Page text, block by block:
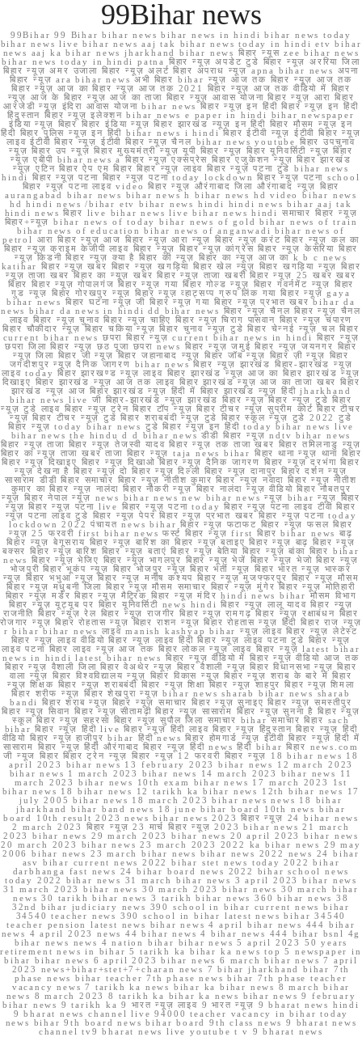
99Bihar news
99Bihar 99 Bihar bihar news bihar news in hindi bihar news today
bihar news live bihar news aaj tak bihar news today in hindi etv bihar
news aaj ka bihar news jharkhand bihar news बिहार न्यूस zee bihar news
bihar news today in hindi patna बिहार न्यूज़ अपडेट टुडे बिहार न्यूज़ अररिया जिला
बिहार न्यूज़ अमर उजाला बिहार न्यूज़ अलर्ट बिहार अपराध न्यूज़ apna bihar news अपना
बिहार न्यूज़ ara bihar news अभी बिहार bihar न्यूज़ आज तक बिहार न्यूज़ आज तक
बिहार न्यूज़ आज का बिहार न्यूज़ आज तक 2021 बिहार न्यूज़ आज तक वीडियो में बिहार
न्यूज़ आज के बिहार न्यूज़ आज का ताजा बिहार न्यूज़ आवास योजना बिहार न्यूज़ आरा बिहार
आरजेडी न्यूज़ इंदिरा आवास योजना bihar news बिहार न्यूज़ इन हिंदी बिहार न्यूज़ इन हिंदी
हिंदुस्तान बिहार न्यूज़ इलेक्शन bihar news e paper in hindi bihar newspaper
इंडिया न्यूज़ बिहार बिहार इंडिया न्यूज़ बिहार झारखंड न्यूज़ इन हिंदी बिहार मौसम न्यूज़ इन
हिंदी बिहार पुलिस न्यूज़ इन हिंदी bihar news i hindi बिहार ईटीवी न्यूज़ ईटीवी बिहार न्यूज़
लाइव ईटीवी बिहार न्यूज़ ईटीवी बिहार न्यूज़ चैनल bihar news youtube बिहार उपचुनाव
न्यूज़ बिहार उप न्यूज़ बिहार मुख्यमंत्री न्यूज़ यूपी बिहार न्यूज़ बिहार यूनिवर्सिटी न्यूज़ बिहार
न्यूज़ एबीपी bihar news a बिहार न्यूज़ एक्सप्रेस बिहार एजुकेशन न्यूज़ बिहार झारखंड
न्यूज़ एटिन बिहार ऐप एम बिहार बिहार न्यूज़ लाइव बिहार न्यूज़ पटना टुडे bihar news
hindi बिहार न्यूज़ पटना बिहार न्यूज़ पटना today lockdown बिहार न्यूज़ पटना school
बिहार न्यूज़ पटना लाइव video बिहार न्यूज़ औरंगाबाद जिला औरंगाबाद न्यूज़ बिहार
aurangabad bihar news bihar news h bihar news hd video bihar news
hd hindi news /bihar etv bihar news hindi hindi news bihar aaj tak
hindi news बिहार live bihar news live bihar news hindi समाचार बिहार न्यूज़
बिहार+न्यूज़ bihar news of today bihar news of gold bihar news of train
bihar news of education bihar news of anganwadi bihar news of
petrol आरा बिहार न्यूज़ आज बिहार न्यूज़ आरा न्यूज़ बिहार न्यूज़ करंट बिहार न्यूज़ कल का
बिहार न्यूज़ क्राइम केजीपी लाइव बिहार न्यूज़ बिहार न्यूज़ कांग्रेस बिहार न्यूज़ केसरिया बिहार
न्यूज़ किडनी बिहार न्यूज़ क्या है बिहार की न्यूज़ बिहार का न्यूज़ आज का k b c news
katihar बिहार न्यूज़ खबर बिहार न्यूज़ खगड़िया बिहार खेल न्यूज़ बिहार खगड़िया न्यूज़ बिहार
न्यूज़ ताजा खबर बिहार का न्यूज़ खबर बिहार न्यूज़ ताजा खबरी बिहार न्यूज़ 25 खबर खबर
बिहार बिहार न्यूज़ गोपालगंज बिहार न्यूज़ गया बिहार गोल्ड न्यूज़ बिहार गवर्नमेंट न्यूज़ बिहार
गुड न्यूज़ बिहार गोरखपुर न्यूज़ बिहार न्यूज़ व्हाट्सप्प ग्रुप लिंक गया बिहार न्यूज़ gaya
bihar news बिहार घटना न्यूज़ जी बिहार न्यूज़ गया बिहार न्यूज़ प्रभात खबर bihar da
news bihar da news in hindi dd bihar news बिहार न्यूज़ चैनल बिहार न्यूज़ चैनल
लाइव बिहार न्यूज़ चुनाव बिहार न्यूज़ चाहिए बिहार न्यूज़ चिराग पासवान बिहार न्यूज़ चंपारण
बिहार चौकीदार न्यूज़ बिहार चकिया न्यूज़ बिहार चुनाव न्यूज़ टुडे बिहार चेन्नई न्यूज़ चल बिहार
current bihar news छपरा बिहार न्यूज़ current bihar news in hindi बिहार न्यूज़
छपरा जिला बिहार न्यूज़ छठ पूजा छपरा news बिहार न्यूज़ जमुई बिहार न्यूज़ जयनगर बिहार
न्यूज़ जिला बिहार जी न्यूज़ बिहार जहानाबाद न्यूज़ बिहार जॉब न्यूज़ बिहार ज़ी न्यूज़ बिहार
जगदीशपुर न्यूज़ दैनिक जागरण bihar news बिहार न्यूज़ झारखंड बिहार-झारखंड न्यूज़
लाइव today बिहार झारखण्ड न्यूज़ लाइव बिहार झारखंड न्यूज़ आज का बिहार झारखंड न्यूज़
दिखाइए बिहार झारखंड न्यूज़ आज तक लाइव बिहार झारखंड न्यूज़ आज का ताजा खबर बिहार
झारखंड न्यूज़ आज बिहार झारखंड न्यूज़ हिंदी में बिहार झारखंड न्यूज़ हिंदी jharkhand
bihar news live जी बिहार-झारखंड न्यूज़ झारखंड बिहार न्यूज़ बिहार न्यूज़ टुडे बिहार
न्यूज़ टुडे लाइव बिहार न्यूज़ ट्रेन बिहार टॉप न्यूज़ बिहार टीचर न्यूज़ सुप्रीम कोर्ट बिहार टीचर
न्यूज़ बिहार टीचर न्यूज़ टुडे बिहार शराबबंदी न्यूज़ टुडे बिहार स्कूल न्यूज़ टुडे 2022 टुडे
बिहार न्यूज़ today bihar news टुडे बिहार न्यूज़ इन हिंदी today bihar news live
bihar news the hindu d d bihar news डीडी बिहार न्यूज़ ndtv bihar news
बिहार न्यूज़ ताजा बिहार न्यूज़ तेजस्वी यादव बिहार न्यूज़ तक ताजा खबर बिहार तमिलनाडु न्यूज़
बिहार का न्यूज़ ताजा खबर ताजा बिहार न्यूज़ taja news bihar बिहार थाना न्यूज़ थाना बिहार
बिहार न्यूज़ दिखाइए बिहार न्यूज़ दिखाओ बिहार न्यूज़ दैनिक जागरण बिहार न्यूज़ दरभंगा बिहार
न्यूज़ देखना है बिहार न्यूज़ दो बिहार न्यूज़ दिल्ली बिहार न्यूज़ दानापुर बिहार दर्शन न्यूज़
सासाराम डीडी बिहार समाचार बिहार न्यूज़ नीतीश कुमार बिहार न्यूज़ नवादा बिहार न्यूज़ नीतीश
कुमार का बिहार न्यूज़ नालंदा बिहार नौकरी न्यूज़ बिहार नालंदा न्यूज़ वीडियो बिहार नौबतपुर
न्यूज़ बिहार नेपाल न्यूज़ news bihar news new bihar news न्यूज़ bihar न्यूज़ बिहार
न्यूज़ बिहार न्यूज़ पटना live बिहार न्यूज़ पटना today बिहार न्यूज़ पटना लाइव टीवी बिहार
न्यूज़ पटना लाइव टुडे बिहार न्यूज़ पेपर बिहार न्यूज़ प्रभात खबर बिहार न्यूज़ पटना today
lockdown 2022 पंचायत news bihar बिहार न्यूज़ फटाफट बिहार न्यूज़ फसल बिहार
न्यूज़ 25 फरवरी first bihar news फर्स्ट बिहार न्यूज़ first बिहार bihar news बाढ़
बिहार न्यूज़ बेगूसराय बिहार न्यूज़ बारिश का बिहार न्यूज़ बताइए बिहार न्यूज़ बाढ़ बिहार न्यूज़
बक्सर बिहार न्यूज़ बारिश बिहार न्यूज़ बताएं बिहार न्यूज़ बेतिया बिहार न्यूज़ बांका बिहार bihar
news बिहार न्यूज़ भेजिए बिहार न्यूज़ भागलपुर बिहार न्यूज़ भेजें बिहार न्यूज़ भेजो बिहार न्यूज़
भोजपुरी बिहार भूकंप न्यूज़ बिहार भोजपुर न्यूज़ बिहार भर्ती न्यूज़ बिहार भारत न्यूज़ भास्कर
न्यूज़ बिहार भभुआ न्यूज़ बिहार न्यूज़ मनीष कश्यप बिहार न्यूज़ मुजफ्फरपुर बिहार न्यूज़ मौसम
बिहार न्यूज़ मधुबनी जिला बिहार न्यूज़ मौसम समाचार बिहार न्यूज़ मुंगेर बिहार न्यूज़ मोतिहारी
बिहार न्यूज़ मर्डर बिहार न्यूज़ मैट्रिक बिहार न्यूज़ मंदिर hindi news bihar मौसम विभाग
बिहार न्यूज़ यूट्यूब पर बिहार यूनिवर्सिटी news hindi बिहार न्यूज़ लालू यादव बिहार न्यूज़
राजनीति बिहार न्यूज़ रेल बिहार न्यूज़ राजगीर बिहार न्यूज़ रामगढ़ बिहार न्यूज़ रक्षाबंधन बिहार
रोजगार न्यूज़ बिहार रोहतास न्यूज़ बिहार राशन न्यूज़ बिहार रोहतास न्यूज़ हिंदी बिहार राज न्यूज़
r bihar bihar news लाइव manish kashyap bihar न्यूज़ लाइव बिहार न्यूज़ लेटेस्ट
बिहार न्यूज़ लाइव वीडियो बिहार न्यूज़ लाइव हिंदी बिहार न्यूज़ लाइव पटना टुडे बिहार न्यूज़
लाइव पटना बिहार लाइव न्यूज़ आज तक बिहार लोकल न्यूज़ लाइव बिहार न्यूज़ latest bihar
news in hindi latest bihar news बिहार न्यूज़ वीडियो में बिहार न्यूज़ वीडियो आज तक
बिहार न्यूज़ वैशाली जिला बिहार वेअथेर न्यूज़ बिहार वैशाली न्यूज़ बिहार विधानसभा न्यूज़ बिहार
वाला न्यूज़ बिहार विश्वविद्यालय न्यूज़ बिहार विकास न्यूज़ बिहार न्यूज़ शराब के बारे में बिहार
न्यूज़ शिक्षक बिहार न्यूज़ शराबबंदी बिहार न्यूज़ शिक्षा बिहार न्यूज़ शाहपुर बिहार न्यूज़ शिमला
बिहार शरीफ न्यूज़ बिहार शेखपुरा न्यूज़ bihar news sharab bihar news sharab
bandi बिहार शराब न्यूज़ बिहार न्यूज़ समाचार बिहार न्यूज़ सुनाइए बिहार न्यूज़ समस्तीपुर
बिहार न्यूज़ सिवान बिहार न्यूज़ सीतामढ़ी बिहार न्यूज़ सासाराम बिहार न्यूज़ सुनना है बिहार न्यूज़
स्कूल बिहार न्यूज़ सहरसा बिहार न्यूज़ सुपौल जिला समाचार bihar समाचार बिहार sach
bihar बिहार न्यूज़ हिंदी live बिहार न्यूज़ हिंदी लाइव बिहार न्यूज़ हिंदुस्तान बिहार न्यूज़ हिंदी
वीडियो बिहार न्यूज़ हाजीपुर bihar हिंदी news बिहार होमगार्ड न्यूज़ ईटीवी बिहार न्यूज़ हिंदी में
सासाराम बिहार न्यूज़ हिंदी औरंगाबाद बिहार न्यूज़ हिंदी news हिंदी bihar बिहार news.com
जी न्यूज बिहार बिहार ट्रेन न्यूज़ बिहार न्यूज़ 12 फरवरी बिहार न्यूज़ 18 bihar news 18
april 2023 bihar news 13 february 2023 bihar news 12 march 2023
bihar news 1 march 2023 bihar news 14 march 2023 bihar news 11
march 2023 bihar news 10th exam bihar news 17 march 2023 1st
bihar news 18 bihar news 12 tarikh ka bihar news 12th bihar news 17
july 2005 bihar news 18 march 2023 bihar news news 18 bihar
jharkhand bihar band news 18 june bihar board 10th news bihar
board 10th result 2023 news bihar news 2023 बिहार न्यूज़ 24 bihar news
2 march 2023 बिहार न्यूज़ 23 मार्च बिहार न्यूज़ 2023 bihar news 21 march
2023 bihar news 29 march 2023 bihar news 20 april 2023 bihar news
20 march 2023 bihar news 23 march 2023 2022 ka bihar news 29 may
2006 bihar news 23 march bihar news bihar news 2022 news 24 bihar
asv bihar current news 2022 bihar stet news today 2022 bihar
darbhanga fast news 24 bihar board news 2022 bihar school news
today 2022 bihar news 31 march bihar news 3 april 2023 bihar news
31 march 2023 bihar news 30 march 2023 bihar news 30 march bihar
news 30 tarikh bihar news 3 tarikh bihar news 360 bihar news 38
32nd bihar judiciary news 390 school in bihar current news bihar
34540 teacher news 390 school in bihar latest news bihar 34540
teacher pension latest news bihar news 4 april bihar news 444 bihar
news 4 april 2023 news 44 bihar news 4 bihar news 444 bihar bsnl 4g
bihar news news 4 nation bihar bihar news 5 april 2023 50 years
retirement news in bihar 5 tarikh ka bihar ka news top 5 newspaper in
bihar bihar news 6 april 2023 bihar news 6 march bihar news 7 april
2023 news+bihar+stet+7+charan news 7 bihar jharkhand bihar 7th
phase news bihar teacher 7th phase news bihar 7th phase teacher
vacancy news 7 tarikh ka news bihar ka bihar news 8 march bihar
news 8 march 2023 8 tarikh ka bihar ka news bihar news 9 february
bihar news 9 tarikh ka 9 भारत न्यूज़ लाइव 9 भारत न्यूज़ 9 bharat news hindi
9 bharat news channel live 94000 teacher vacancy in bihar today
news bihar 9th board news bihar board 9th class news 9 bharat news
channel tv9 bharat news live youtube t v 9 bharat news